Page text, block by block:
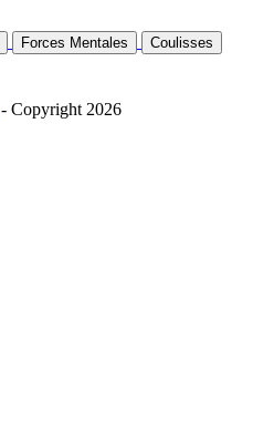
Forces Mentales
Coulisses
- Copyright 2026